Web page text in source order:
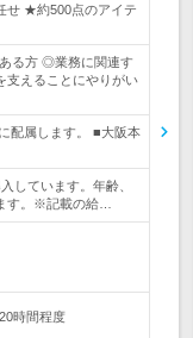
せ ★約500点のアイテ
る方 ◎業務に関連す
支えることにやりがい
配属します。 ■大阪本
しています。年齢、
す。※記載の給…
時間程度